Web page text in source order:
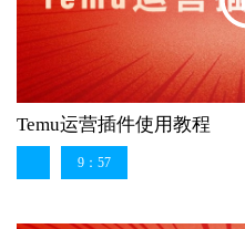
Temu运营插件使用教程
9：57